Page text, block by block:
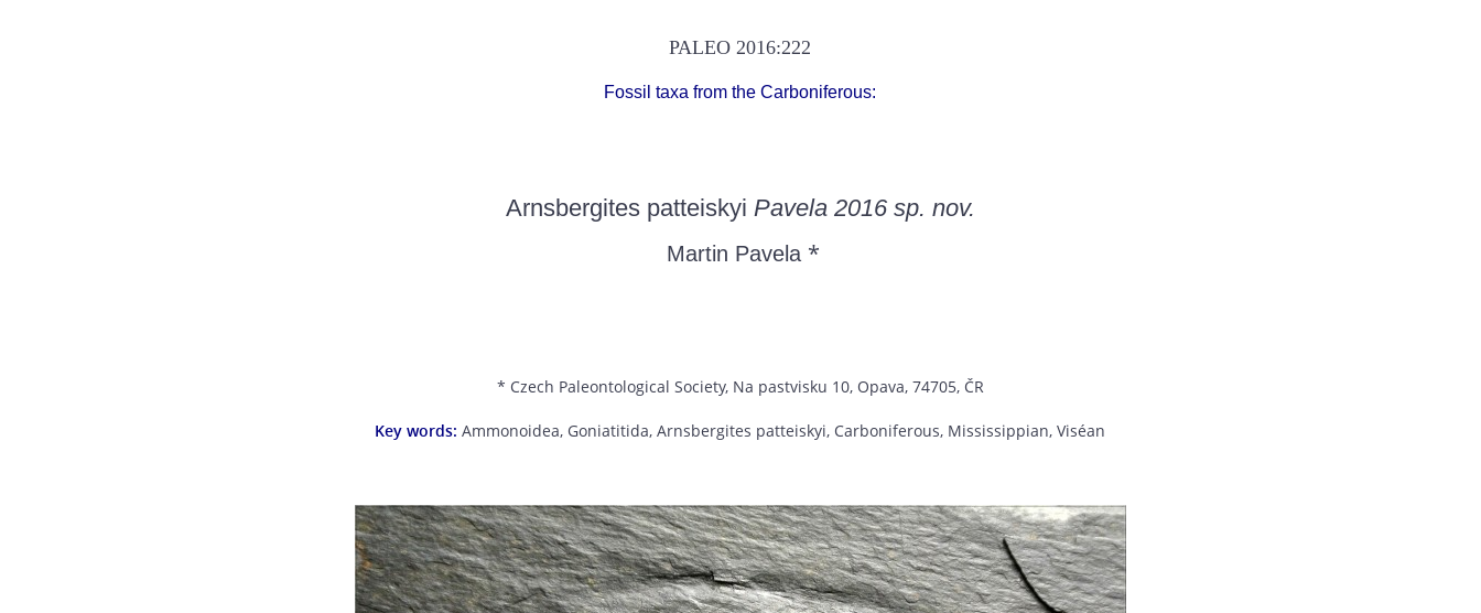
PALEO 2016:222
Fossil taxa from the Carboniferous:
Arnsbergites patteiskyi Pavela 2016 sp. nov.
Martin Pavela *
* Czech Paleontological Society, Na pastvisku 10, Opava, 74705, ČR
Key words: Ammonoidea, Goniatitida, Arnsbergites patteiskyi, Carboniferous, Mississippian, Viséan